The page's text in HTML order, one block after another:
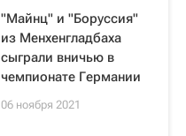
"Майнц" и "Боруссия"
из Менхенгладбаха
сыграли вничью в
чемпионате Германии
06 ноября 2021